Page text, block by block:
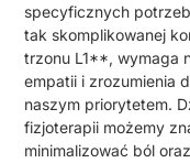
specyficznych
tak skomplikowanej
trzonu L1**, wymaga
empatii i zrozumienia
naszym priorytetem.
fizjoterapii możemy
minimalizować ból